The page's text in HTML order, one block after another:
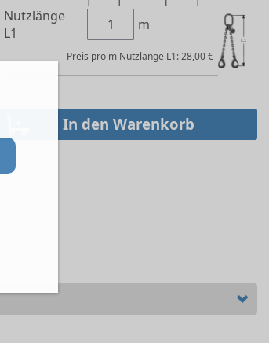
Nutzlänge
L1
m
Preis pro m Nutzlänge L1: 28,00 €